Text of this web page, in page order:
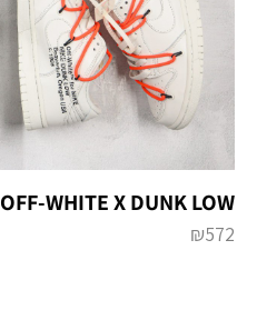
OFF-WHITE X DUNK LOW
₪572